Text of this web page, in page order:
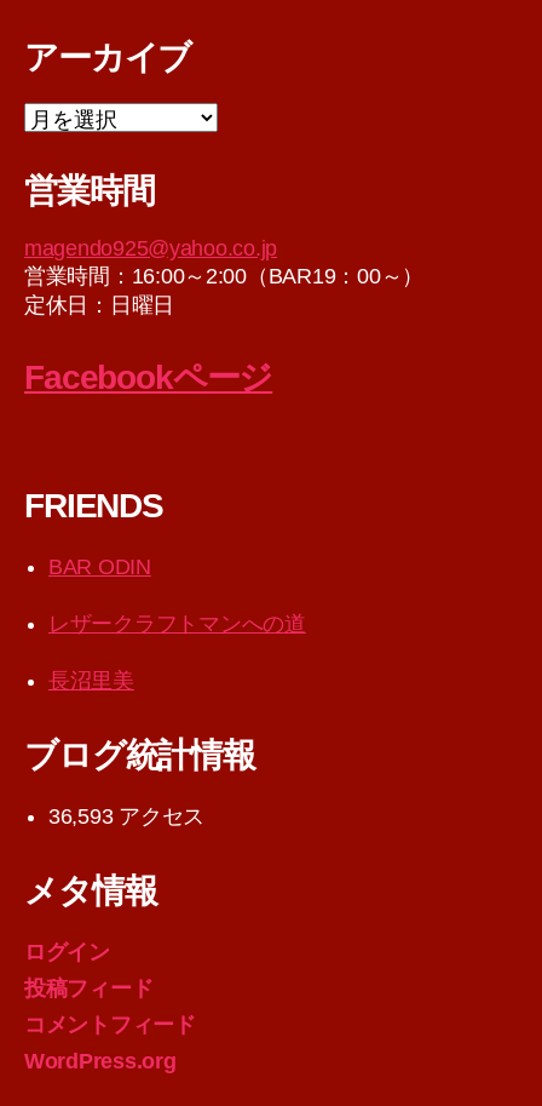
アーカイブ
ア
ー
イ
営業時間
magendo925@yahoo.co.jp
営業時間：16:00～2:00（BAR19：00～）
定休日：日曜日
Facebookページ
FRIENDS
BAR ODIN
レザークラフトマンへの道
長沼里美
ブログ統計情報
36,593 アクセス
メタ情報
ログイン
投稿フィード
コメントフィード
WordPress.org